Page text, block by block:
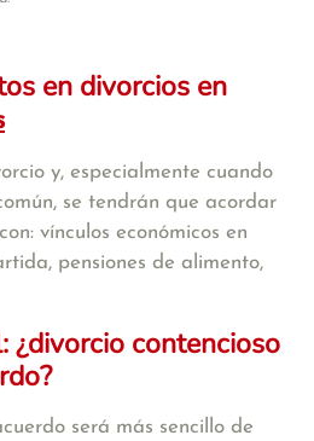
en divorcios en
y, especialmente cuando
se tendrán que acordar
vínculos económicos en
pensiones de alimento,
¿divorcio contencioso
será más sencillo de